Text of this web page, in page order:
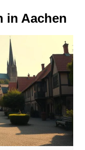
in Aachen